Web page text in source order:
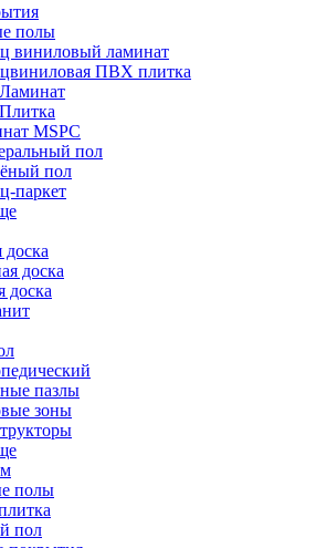
полы
виниловый ламинат
ПВХ плитка
MSPC
пол
пол
паркет
доска
доска
доска
пазлы
зоны
полы
пол